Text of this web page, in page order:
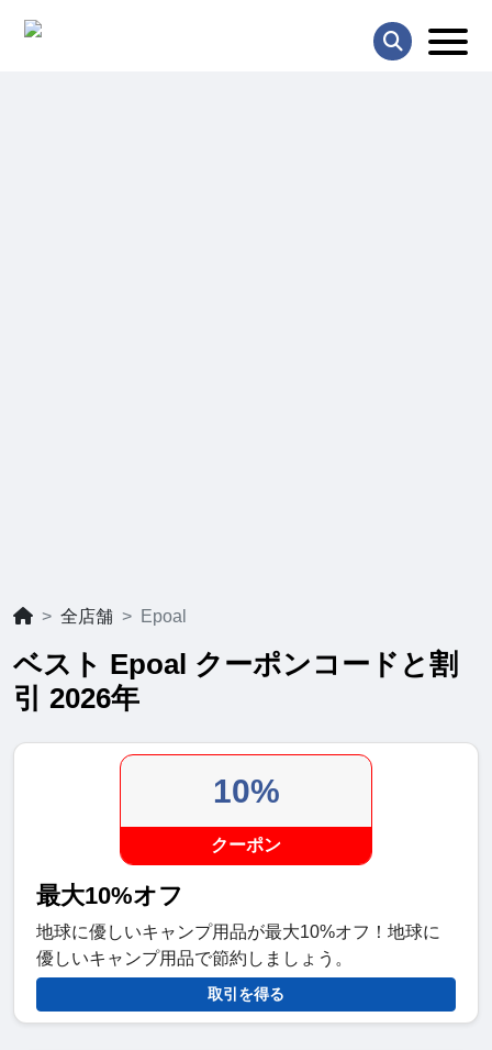
全店舗 Epoal
ベスト Epoal クーポンコードと割
引 2026年
10%
クーポン
最大10%オフ
地球に優しいキャンプ用品が最大10%オフ！地球に
優しいキャンプ用品で節約しましょう。
取引を得る